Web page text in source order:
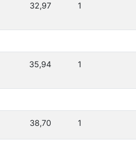
32,97 1
35,94 1
38,70 1